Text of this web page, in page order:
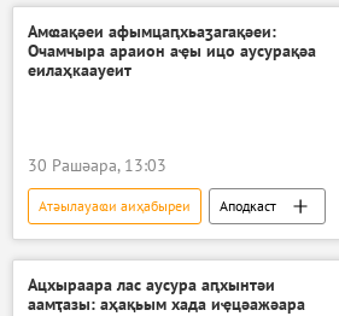
Амҩақәеи афымцаԥхьаӡагақәеи:
Очамчыра араион аҿы ицо аусурақәа
еилаҳкаауеит
30 Рашәара, 13:03
Атәылауаҩи аиҳабыреи Аподкаст
Ацхыраара лас аусура аԥхынтәи
аамҭазы: аҳақьым хада иҿцәажәара